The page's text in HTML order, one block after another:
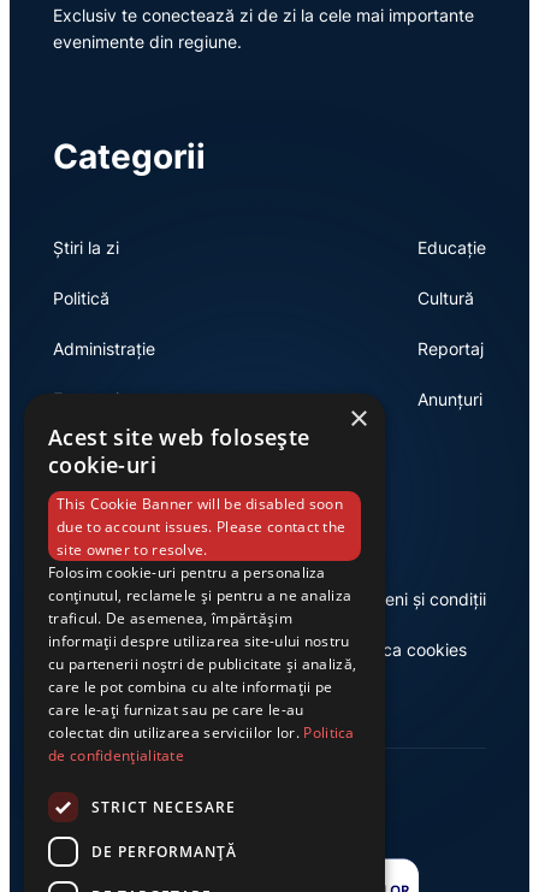
Exclusiv te conectează zi de zi la cele mai importante
evenimente din regiune.
Categorii
Știri la zi
Politică
Administrație
Economie
Educație
Cultură
Reportaj
Anunțuri
Link-uri utile
Despre noi
Casa de editură Exclusiv
Termeni și condiții
Politica cookies
×
Acest site web folosește
cookie-uri
This Cookie Banner will be disabled soon
due to account issues. Please contact the
site owner to resolve.
Folosim cookie-uri pentru a personaliza
conținutul, reclamele și pentru a ne analiza
traficul. De asemenea, împărtășim
informații despre utilizarea site-ului nostru
cu partenerii noștri de publicitate și analiză,
care le pot combina cu alte informații pe
care le-ați furnizat sau pe care le-au
colectat din utilizarea serviciilor lor. Politica
de confidențialitate
STRICT NECESARE
DE PERFORMANȚĂ